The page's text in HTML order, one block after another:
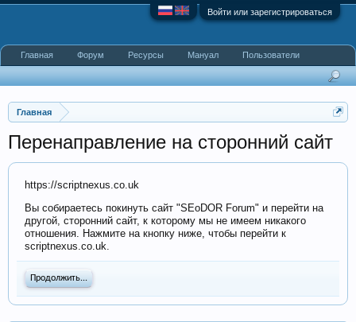
Войти или зарегистрироваться
Главная
Перенаправление на сторонний сайт
https://scriptnexus.co.uk
Вы собираетесь покинуть сайт "SEoDOR Forum" и перейти на
другой, сторонний сайт, к которому мы не имеем никакого
отношения. Нажмите на кнопку ниже, чтобы перейти к
scriptnexus.co.uk.
Продолжить...
Главная Форум Ресурсы Мануал Пользователи